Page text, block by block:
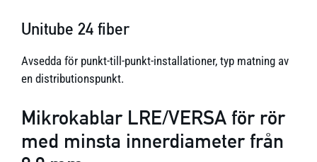
Unitube 24 fiber
Avsedda för punkt-till-punkt-installationer, typ matning av
en distributionspunkt.
Mikrokablar LRE/VERSA för rör
med minsta innerdiameter från